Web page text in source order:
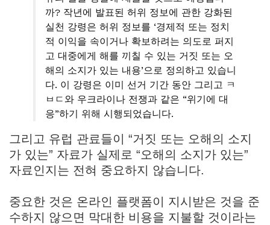
까? 작년에 발표된 허위 정보에 관한 강화된
실천 강령은 허위 정보를 ‘경제적 또는 정치
적 이익을 속이거나 확보하려는 의도로 퍼지
고 대중에게 해를 끼칠 수 있는 거짓 또는 오
해의 소지가 있는 내용’으로 정의하고 있습니
다. 이 강령은 이미 선거 기간 동안 그리고 ㅋ
ㅂㄷ와 우크라이나 전쟁과 같은 “위기에 대
응”하기 위해 시행되었습니다.
그리고 유럽 관료들이 “거짓 또는 오해의 소지
가 있는” 자료가 실제로 “오해의 소지가 있는”
자료인지는 전혀 중요하지 않습니다.
중요한 것은 온라인 플랫폼이 지시받은 것을 준
수하지 않으면 막대한 비용을 지불할 것이라는